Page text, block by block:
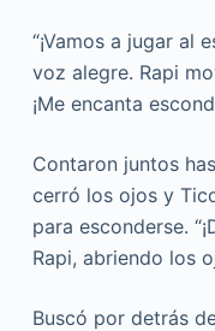
“¡Vamos a jugar al
voz alegre. Rapi
¡Me encanta
Contaron juntos
cerró los ojos y
para esconderse.
Rapi, abriendo los
Buscó por detrás